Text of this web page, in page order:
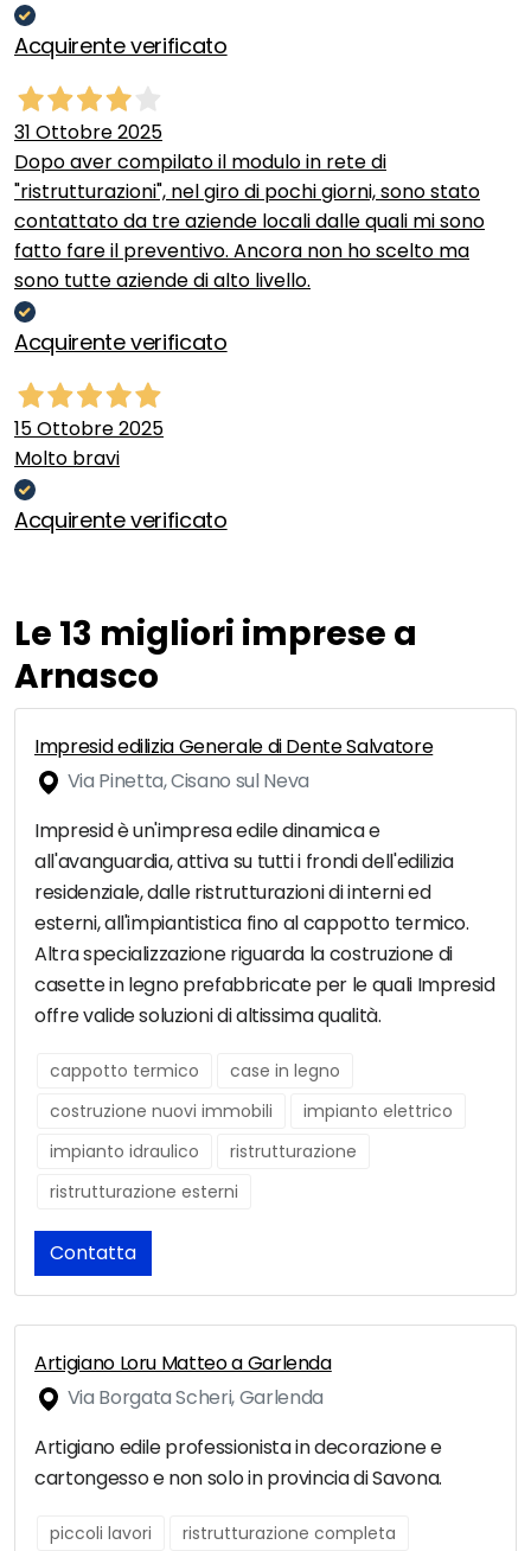
Acquirente verificato
31 Ottobre 2025
Dopo aver compilato il modulo in rete di
"ristrutturazioni", nel giro di pochi giorni, sono stato
contattato da tre aziende locali dalle quali mi sono
fatto fare il preventivo. Ancora non ho scelto ma
sono tutte aziende di alto livello.
Acquirente verificato
15 Ottobre 2025
Molto bravi
Acquirente verificato
Le 13 migliori imprese a
Arnasco
Impresid edilizia Generale di Dente Salvatore
Via Pinetta, Cisano sul Neva
Impresid è un'impresa edile dinamica e
all'avanguardia, attiva su tutti i frondi dell'edilizia
residenziale, dalle ristrutturazioni di interni ed
esterni, all'impiantistica fino al cappotto termico.
Altra specializzazione riguarda la costruzione di
casette in legno prefabbricate per le quali Impresid
offre valide soluzioni di altissima qualità.
cappotto termico
case in legno
costruzione nuovi immobili
impianto elettrico
impianto idraulico
ristrutturazione
ristrutturazione esterni
Contatta
Artigiano Loru Matteo a Garlenda
Via Borgata Scheri, Garlenda
Artigiano edile professionista in decorazione e
cartongesso e non solo in provincia di Savona.
piccoli lavori ristrutturazione completa